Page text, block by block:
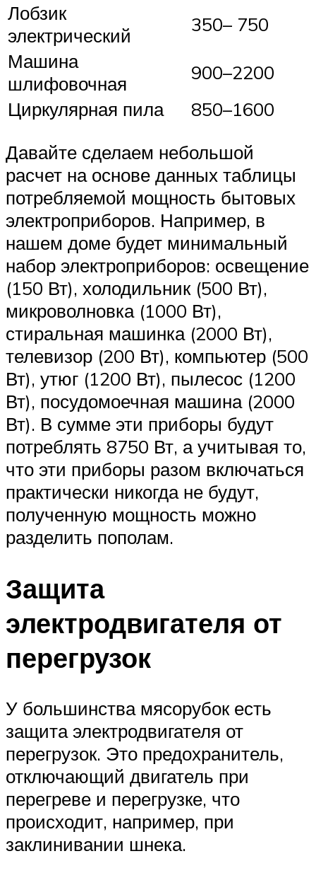
Лобзик
электрический
350– 750
Машина
шлифовочная
900–2200
Циркулярная пила
850–1600
Давайте сделаем небольшой
расчет на основе данных таблицы
потребляемой мощность бытовых
электроприборов. Например, в
нашем доме будет минимальный
набор электроприборов: освещение
(150 Вт), холодильник (500 Вт),
микроволновка (1000 Вт),
стиральная машинка (2000 Вт),
телевизор (200 Вт), компьютер (500
Вт), утюг (1200 Вт), пылесос (1200
Вт), посудомоечная машина (2000
Вт). В сумме эти приборы будут
потреблять 8750 Вт, а учитывая то,
что эти приборы разом включаться
практически никогда не будут,
полученную мощность можно
разделить пополам.
Защита
электродвигателя от
перегрузок
У большинства мясорубок есть
защита электродвигателя от
перегрузок. Это предохранитель,
отключающий двигатель при
перегреве и перегрузке, что
происходит, например, при
заклинивании шнека.